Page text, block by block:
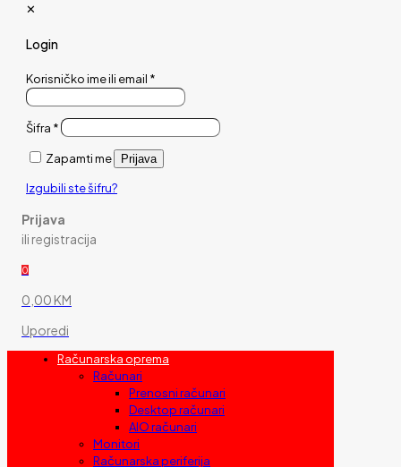
✕
Login
Korisničko ime ili email *
Šifra *
Zapamti me Prijava
Izgubili ste šifru?
Prijava
ili registracija
0
0,00 KM
Uporedi
Računarska oprema
Računari
Prenosni računari
Desktop računari
AIO računari
Monitori
Računarska periferija